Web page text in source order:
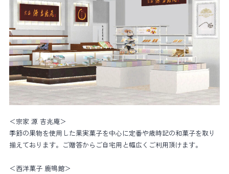
＜宗家 源 吉兆庵＞
季節の果物を使用した果実菓子を中心に定番や歳時記の和菓子を取り
揃えております。ご贈答からご自宅用と幅広くご利用頂けます。
＜西洋菓子 鹿鳴館＞